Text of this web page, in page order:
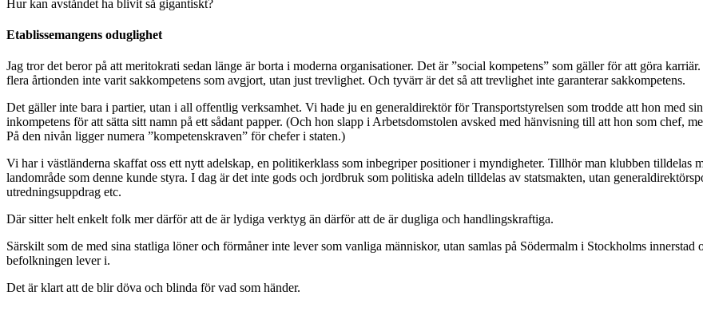
Hur kan avståndet ha blivit så gigantiskt?
Etablissemangens oduglighet
Jag tror det beror på att meritokrati sedan länge är borta i moderna organisationer. Det är ”social kompetens” som gäller för att göra
flera årtionden inte varit sakkompetens som avgjort, utan just trevlighet. Och tyvärr är det så att trevlighet inte garanterar sakkompetens.
Det gäller inte bara i partier, utan i all offentlig verksamhet. Vi hade ju en generaldirektör för Transportstyrelsen som trodde att hon med
inkompetens för att sätta sitt namn på ett sådant papper. (Och hon slapp i Arbetsdomstolen avsked med hänvisning till att hon som chef,
På den nivån ligger numera ”kompetenskraven” för chefer i staten.)
Vi har i västländerna skaffat oss ett nytt adelskap, en politikerklass som inbegriper positioner i myndigheter. Tillhör man klubben tilldelas
landområde som denne kunde styra. I dag är det inte gods och jordbruk som politiska adeln tilldelas av statsmakten, utan
utredningsuppdrag etc.
Där sitter helt enkelt folk mer därför att de är lydiga verktyg än därför att de är dugliga och handlingskraftiga.
Särskilt som de med sina statliga löner och förmåner inte lever som vanliga människor, utan samlas på Södermalm i Stockholms
befolkningen lever i.
Det är klart att de blir döva och blinda för vad som händer.